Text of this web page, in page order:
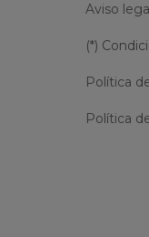
Aviso
(*)
Política
Política